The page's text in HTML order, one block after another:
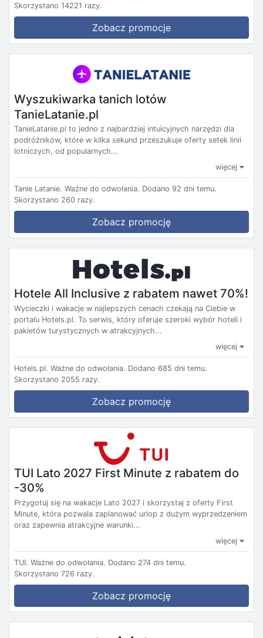
Skorzystano 14221 razy.
Zobacz promocje
Wyszukiwarka tanich lotów
TanieLatanie.pl
TanieLatanie.pl to jedno z najbardziej intuicyjnych narzędzi dla
podróżników, które w kilka sekund przeszukuje oferty setek linii
lotniczych, od popularnych...
więcej
Tanie Latanie. Ważne do odwołania. Dodano 92 dni temu.
Skorzystano 260 razy.
Zobacz promocję
Hotele All Inclusive z rabatem nawet 70%!
Wycieczki i wakacje w najlepszych cenach czekają na Ciebie w
portalu Hotels.pl. To serwis, który oferuje szeroki wybór hoteli i
pakietów turystycznych w atrakcyjnych...
więcej
Hotels.pl. Ważne do odwołania. Dodano 685 dni temu.
Skorzystano 2055 razy.
Zobacz promocję
TUI Lato 2027 First Minute z rabatem do
-30%
Przygotuj się na wakacje Lato 2027 i skorzystaj z oferty First
Minute, która pozwala zaplanować urlop z dużym wyprzedzeniem
oraz zapewnia atrakcyjne warunki...
więcej
TUI. Ważne do odwołania. Dodano 274 dni temu.
Skorzystano 726 razy.
Zobacz promocję